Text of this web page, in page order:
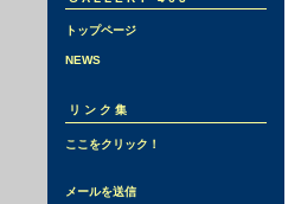
トップページ
NEWS
リンク集
ここをクリック！
メールを送信